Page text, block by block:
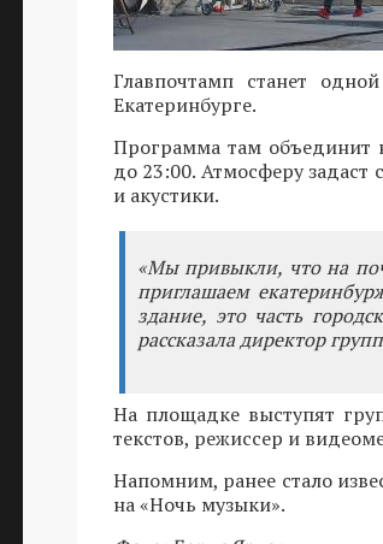
Главпочтамп станет
Екатеринбурге.
Программа там объединит
до 23:00. Атмосферу задаст
и акустики.
«Мы привыкли, что на
приглашаем
здание, это часть
рассказала директор
На площадке выступят
текстов, режиссер и
Напомним, ранее стало
на «Ночь музыки».